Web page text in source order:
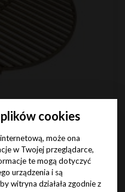
cookies
może ona
w Twojej przeglądarce,
te mogą dotyczyć
urządzenia i są
witryna działała zgodnie z
32000